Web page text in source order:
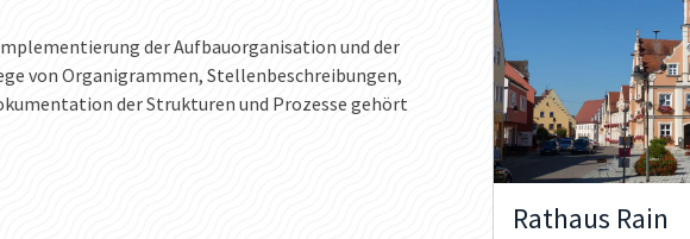
der Aufbauorganisation und der
von Organigrammen, Stellenbeschreibungen,
der Strukturen und Prozesse gehört
Rathaus Rain